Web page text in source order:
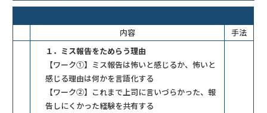
内容
手法
１．ミス報告をためらう理由
【ワーク①】ミス報告は怖いと感じるか、怖いと
感じる理由は何かを言語化する
【ワーク②】これまで上司に言いづらかった、報
告しにくかった経験を共有する